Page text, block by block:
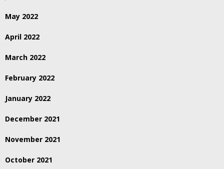
May 2022
April 2022
March 2022
February 2022
January 2022
December 2021
November 2021
October 2021